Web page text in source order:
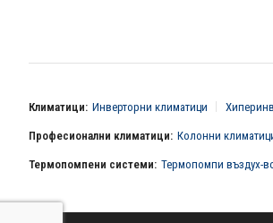
Климатици: Инверторни климатици
Професионални климатици: Колонни
Термопомпени системи: Термопомпи въздух-